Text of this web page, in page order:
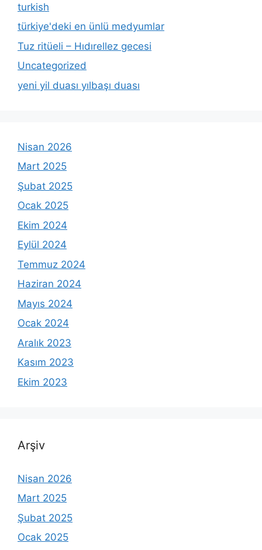
turkish
türkiye'deki en ünlü medyumlar
Tuz ritüeli – Hıdırellez gecesi
Uncategorized
yeni yil duası yılbaşı duası
Nisan 2026
Mart 2025
Şubat 2025
Ocak 2025
Ekim 2024
Eylül 2024
Temmuz 2024
Haziran 2024
Mayıs 2024
Ocak 2024
Aralık 2023
Kasım 2023
Ekim 2023
Arşiv
Nisan 2026
Mart 2025
Şubat 2025
Ocak 2025